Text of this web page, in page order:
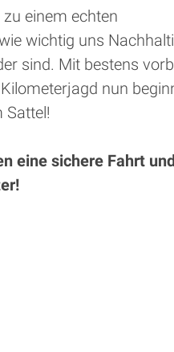
einem echten
wichtig uns
sind. Mit bestens
nun
Sattel!
eine sichere Fahrt